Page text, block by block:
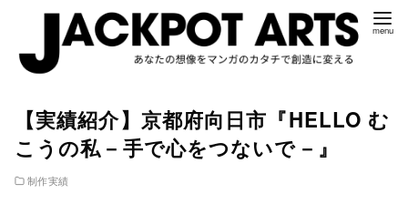
【実績紹介】京都府向日市『HELLO む
こうの私－手で心をつないで－』
制作実績